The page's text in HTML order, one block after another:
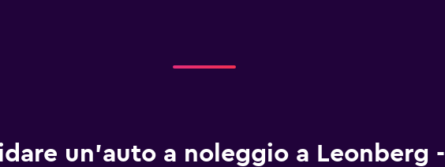
un'auto a noleggio a Leonberg -